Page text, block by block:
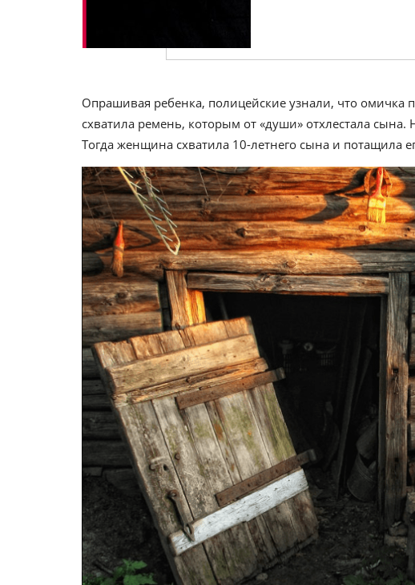
Опрашивая ребенка, полицейские узнали, что
схватила ремень, которым от «души» отхлестала сына.
Тогда женщина схватила 10-летнего сына и потащила